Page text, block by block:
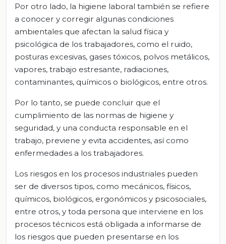
Por otro lado, la higiene laboral también se refiere
a conocer y corregir algunas condiciones
ambientales que afectan la salud física y
psicológica de los trabajadores, como el ruido,
posturas excesivas, gases tóxicos, polvos metálicos,
vapores, trabajo estresante, radiaciones,
contaminantes, químicos o biológicos, entre otros.
Por lo tanto, se puede concluir que el
cumplimiento de las normas de higiene y
seguridad, y una conducta responsable en el
trabajo, previene y evita accidentes, así como
enfermedades a los trabajadores.
Los riesgos en los procesos industriales pueden
ser de diversos tipos, como mecánicos, físicos,
químicos, biológicos, ergonómicos y psicosociales,
entre otros, y toda persona que interviene en los
procesos técnicos está obligada a informarse de
los riesgos que pueden presentarse en los